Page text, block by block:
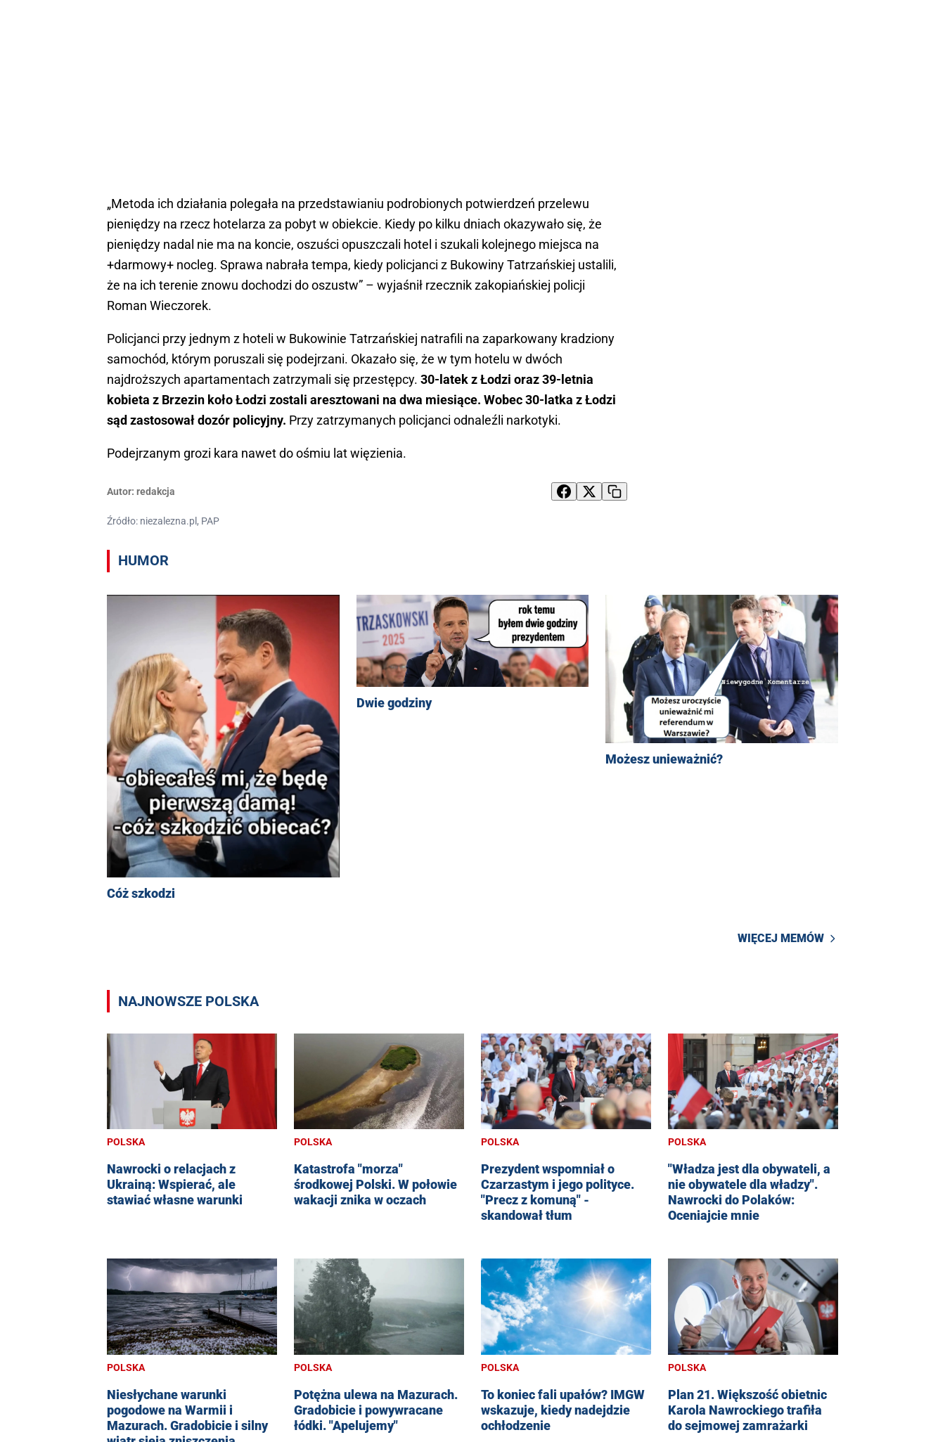
„Metoda ich działania polegała na przedstawianiu podrobionych potwierdzeń przelewu
pieniędzy na rzecz hotelarza za pobyt w obiekcie. Kiedy po kilku dniach okazywało się, że
pieniędzy nadal nie ma na koncie, oszuści opuszczali hotel i szukali kolejnego miejsca na
+darmowy+ nocleg. Sprawa nabrała tempa, kiedy policjanci z Bukowiny Tatrzańskiej ustalili,
że na ich terenie znowu dochodzi do oszustw” – wyjaśnił rzecznik zakopiańskiej policji
Roman Wieczorek.
Policjanci przy jednym z hoteli w Bukowinie Tatrzańskiej natrafili na zaparkowany kradziony
samochód, którym poruszali się podejrzani. Okazało się, że w tym hotelu w dwóch
najdroższych apartamentach zatrzymali się przestępcy. 30-latek z Łodzi oraz 39-letnia
kobieta z Brzezin koło Łodzi zostali aresztowani na dwa miesiące. Wobec 30-latka z Łodzi
sąd zastosował dozór policyjny. Przy zatrzymanych policjanci odnaleźli narkotyki.
Podejrzanym grozi kara nawet do ośmiu lat więzienia.
Autor: redakcja
Źródło: niezalezna.pl, PAP
HUMOR
Cóż szkodzi
Dwie godziny
Możesz unieważnić?
WIĘCEJ MEMÓW
NAJNOWSZE POLSKA
POLSKA
Nawrocki o relacjach z
Ukrainą: Wspierać, ale
stawiać własne warunki
POLSKA
Katastrofa "morza"
środkowej Polski. W połowie
wakacji znika w oczach
POLSKA
Prezydent wspomniał o
Czarzastym i jego polityce.
"Precz z komuną" -
skandował tłum
POLSKA
"Władza jest dla obywateli, a
nie obywatele dla władzy".
Nawrocki do Polaków:
Oceniajcie mnie
POLSKA
Niesłychane warunki
pogodowe na Warmii i
Mazurach. Gradobicie i silny
POLSKA
Potężna ulewa na Mazurach.
Gradobicie i powywracane
łódki. "Apelujemy"
POLSKA
To koniec fali upałów? IMGW
wskazuje, kiedy nadejdzie
ochłodzenie
POLSKA
Plan 21. Większość obietnic
Karola Nawrockiego trafiła
do sejmowej zamrażarki